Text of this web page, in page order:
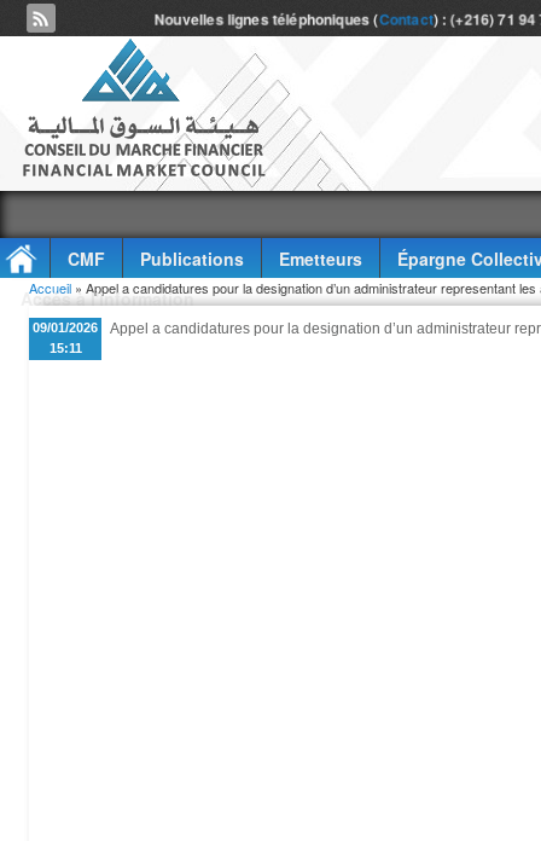
Nouvelles lignes téléphoniques (Contact) : (+216) 71
CMF Publications Emetteurs
Épargne
Accès à l'information
Vous êtes ici
Accueil » Appel a candidatures pour la designation d’un administrateur representant
09/01/2026
15:11
Appel a candidatures pour la designation d’un administrateur